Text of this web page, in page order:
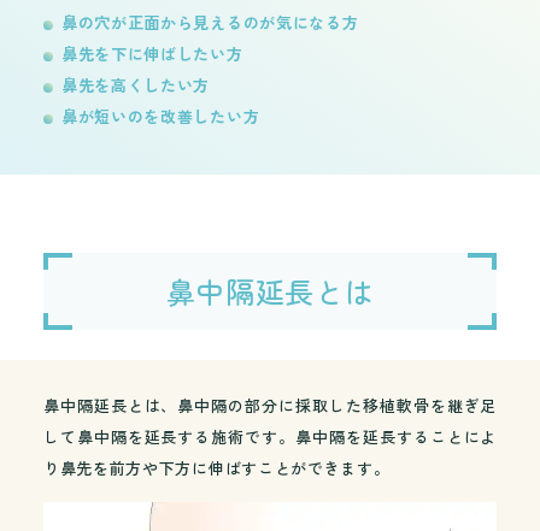
鼻の穴が正面から見えるのが気になる方
鼻先を下に伸ばしたい方
鼻先を高くしたい方
鼻が短いのを改善したい方
鼻中隔延長とは
鼻中隔延長とは、鼻中隔の部分に採取した移植軟骨を継ぎ足
して鼻中隔を延長する施術です。鼻中隔を延長することによ
り鼻先を前方や下方に伸ばすことができます。